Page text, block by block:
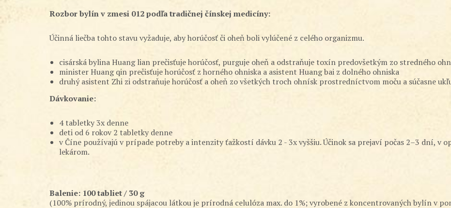
Rozbor bylín v zmesi 012 podľa tradičnej čínskej medicíny:
Účinná liečba tohto stavu vyžaduje, aby horúčosť či oheň boli vylúčené z celého organizmu.
cisárská bylina Huang lian prečisťuje horúčosť, purguje oheň a odstraňuje toxín predovšetkým zo stredného
minister Huang qin prečisťuje horúčosť z horného ohniska a asistent Huang bai z dolného ohniska
druhý asistent Zhi zi odstraňuje horúčosť a oheň zo všetkých troch ohnísk prostredníctvom moču a súčasne
Dávkovanie:
4 tabletky 3x denne
deti od 6 rokov 2 tabletky denne
v Číne používajú v prípade potreby a intenzity ťažkostí dávku 2 - 3x vyššiu. Účinok sa prejaví počas 2–3 dní, v
lekárom.
Balenie: 100 tabliet / 30 g
(100% prírodný, jedinou spájacou látkou je prírodná celulóza max. do 1%; vyrobené z koncentrovaných bylín v